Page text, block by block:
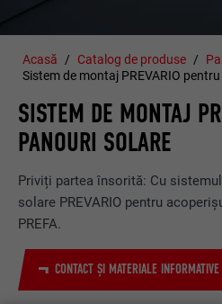
Acasă Catalog de produse
Sistem de montaj PREVARIO
SISTEM DE MONTAJ
PANOURI SOLARE
Priviți partea însorită: Cu
solare PREVARIO pentru
PREFA.
CONTACT ȘI MATERIALE INFORMATIVE